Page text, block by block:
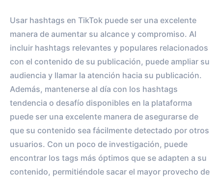
Usar hashtags en TikTok puede ser una excelente
manera de aumentar su alcance y compromiso. Al
incluir hashtags relevantes y populares relacionados
con el contenido de su publicación, puede ampliar su
audiencia y llamar la atención hacia su publicación.
Además, mantenerse al día con los hashtags
tendencia o desafío disponibles en la plataforma
puede ser una excelente manera de asegurarse de
que su contenido sea fácilmente detectado por otros
usuarios. Con un poco de investigación, puede
encontrar los tags más óptimos que se adapten a su
contenido, permitiéndole sacar el mayor provecho de